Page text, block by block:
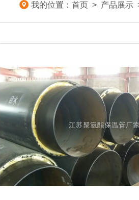
我的位置： 首页 > 产品展示